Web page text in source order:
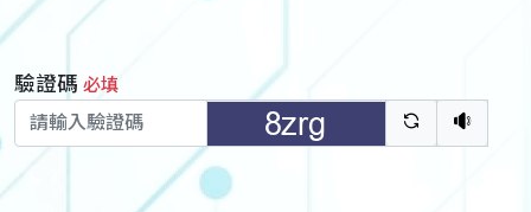
驗證碼 必填
驗證碼重新
聽語